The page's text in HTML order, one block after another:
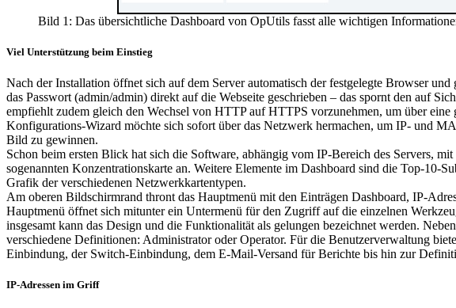
Bild 1: Das übersichtliche Dashboard von OpUtils fasst alle wichtigen
Viel Unterstützung beim Einstieg
Nach der Installation öffnet sich auf dem Server automatisch der festgelegte Browser
das Passwort (admin/admin) direkt auf die Webseite geschrieben – das spornt den auf
empfiehlt zudem gleich den Wechsel von HTTP auf HTTPS vorzunehmen, um über
Konfigurations-Wizard möchte sich sofort über das Netzwerk hermachen, um IP- und
Bild zu gewinnen.
Schon beim ersten Blick hat sich die Software, abhängig vom IP-Bereich des Servers,
sogenannten Konzentrationskarte an. Weitere Elemente im Dashboard sind die Top-
Grafik der verschiedenen Netzwerkkartentypen.
Am oberen Bildschirmrand thront das Hauptmenü mit den Einträgen Dashboard, IP-
Hauptmenü öffnet sich mitunter ein Untermenü für den Zugriff auf die einzelnen
insgesamt kann das Design und die Funktionalität als gelungen bezeichnet werden.
verschiedene Definitionen: Administrator oder Operator. Für die Benutzerverwaltung
Einbindung, der Switch-Einbindung, dem E-Mail-Versand für Berichte bis hin zur
IP-Adressen im Griff